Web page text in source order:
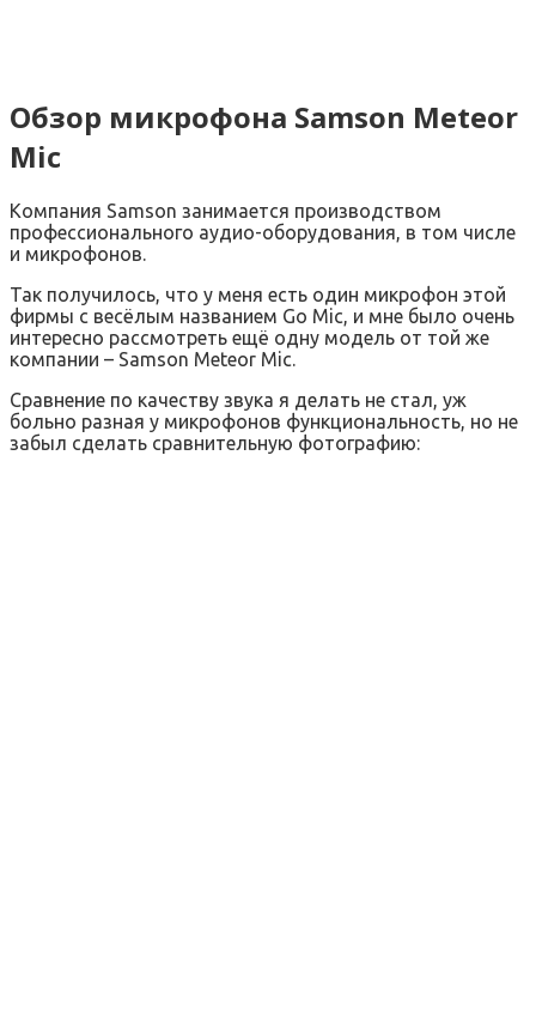
Обзор микрофона Samson Meteor
Mic
Компания Samson занимается производством
профессионального аудио-оборудования, в том числе
и микрофонов.
Так получилось, что у меня есть один микрофон этой
фирмы с весёлым названием Go Mic, и мне было очень
интересно рассмотреть ещё одну модель от той же
компании – Samson Meteor Mic.
Сравнение по качеству звука я делать не стал, уж
больно разная у микрофонов функциональность, но не
забыл сделать сравнительную фотографию: